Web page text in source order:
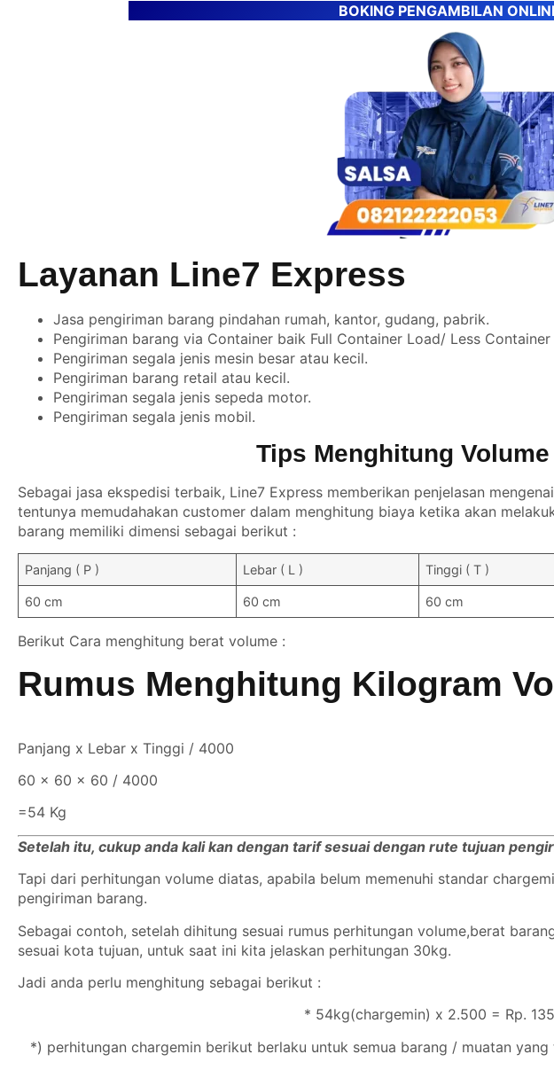
BOKING PENGAMBILAN
Layanan Line7 Express
Jasa pengiriman barang pindahan rumah, kantor, gudang, pabrik.
Pengiriman barang via Container baik Full Container Load/ Less Container
Pengiriman segala jenis mesin besar atau kecil.
Pengiriman barang retail atau kecil.
Pengiriman segala jenis sepeda motor.
Pengiriman segala jenis mobil.
Tips Menghitung
Sebagai jasa ekspedisi terbaik, Line7 Express memberikan penjelasan
tentunya memudahakan customer dalam menghitung biaya ketika akan
barang memiliki dimensi sebagai berikut :
Panjang ( P ) Lebar ( L ) Tinggi ( T )
60 cm 60 cm 60 cm
Berikut Cara menghitung berat volume :
Rumus Menghitung Kilogram
Panjang x Lebar x Tinggi / 4000
60 x 60 x 60 / 4000
=54 Kg
Setelah itu, cukup anda kali kan dengan tarif sesuai dengan rute tujuan
Tapi dari perhitungan volume diatas, apabila belum memenuhi standar
pengiriman barang.
Sebagai contoh, setelah dihitung sesuai rumus perhitungan volume,berat
sesuai kota tujuan, untuk saat ini kita jelaskan perhitungan 30kg.
Jadi anda perlu menghitung sebagai berikut :
* 54kg(chargemin) x 2.500 = Rp.
*) perhitungan chargemin berikut berlaku untuk semua barang / muatan